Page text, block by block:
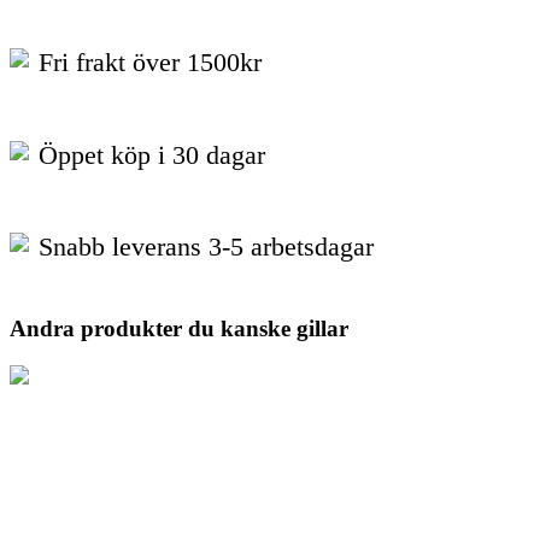
Fri frakt över 1500kr
Öppet köp i 30 dagar
Snabb leverans 3-5 arbetsdagar
Andra produkter du kanske gillar